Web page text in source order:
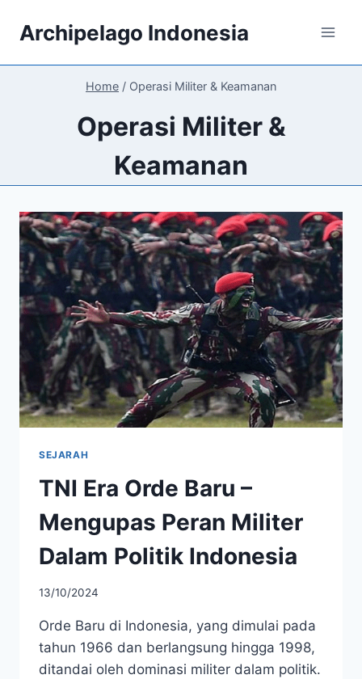
Archipelago Indonesia
Home / Operasi Militer & Keamanan
Operasi Militer &
Keamanan
SEJARAH
TNI Era Orde Baru –
Mengupas Peran Militer
Dalam Politik Indonesia
13/10/2024
Orde Baru di Indonesia, yang dimulai pada
tahun 1966 dan berlangsung hingga 1998,
ditandai oleh dominasi militer dalam politik.